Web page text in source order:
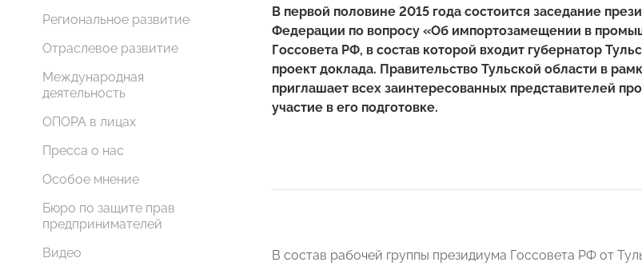
Региональное развитие
Отраслевое развитие
Международная
деятельность
ОПОРА в лицах
Пресса о нас
Особое мнение
Бюро по защите прав
предпринимателей
Видео
В первой половине 2015 года состоится заседание
Федерации по вопросу «Об импортозамещении в
Госсовета РФ, в состав которой входит губернатор
проект доклада. Правительство Тульской области в
приглашает всех заинтересованных представителей
участие в его подготовке.
В состав рабочей группы президиума Госсовета РФ от